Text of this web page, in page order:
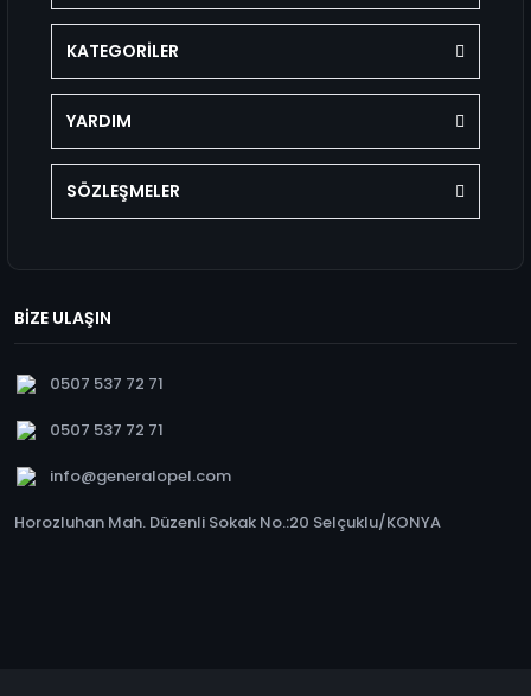
KATEGORİLER
YARDIM
SÖZLEŞMELER
BİZE ULAŞIN
0507 537 72 71
0507 537 72 71
info@generalopel.com
Horozluhan Mah. Düzenli Sokak No.:20 Selçuklu/KONYA